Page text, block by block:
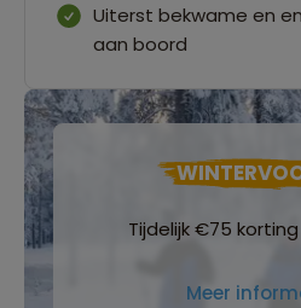
Uiterst bekwame en
aan boord
Tijdelijk €75
Meer